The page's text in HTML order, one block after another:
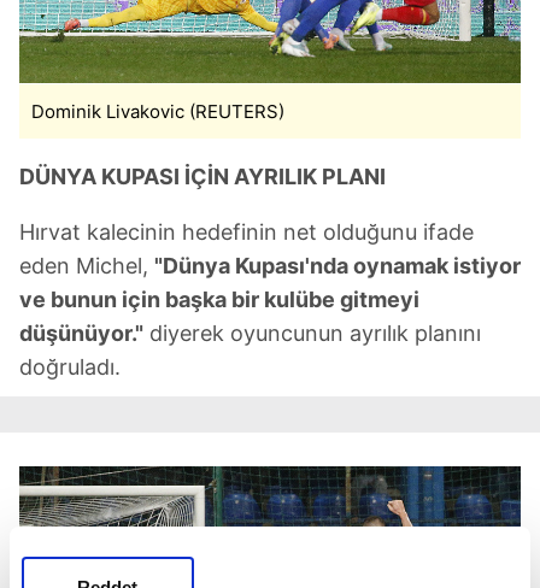
Dominik Livakovic (REUTERS)
DÜNYA KUPASI İÇİN AYRILIK PLANI
Hırvat kalecinin hedefinin net olduğunu ifade
eden Michel, "Dünya Kupası'nda oynamak istiyor
ve bunun için başka bir kulübe gitmeyi
düşünüyor." diyerek oyuncunun ayrılık planını
doğruladı.